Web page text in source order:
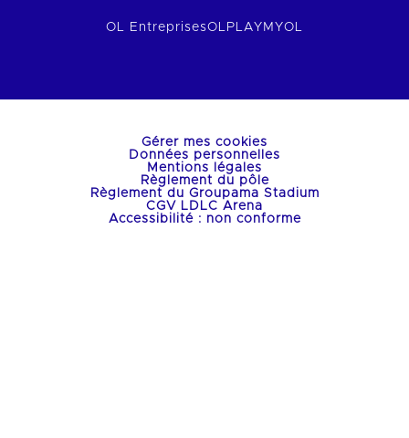
OL EntreprisesOLPLAY MYOL
Gérer mes cookies
Données personnelles
Mentions légales
Règlement du pôle
Règlement du Groupama Stadium
CGV LDLC Arena
Accessibilité : non conforme